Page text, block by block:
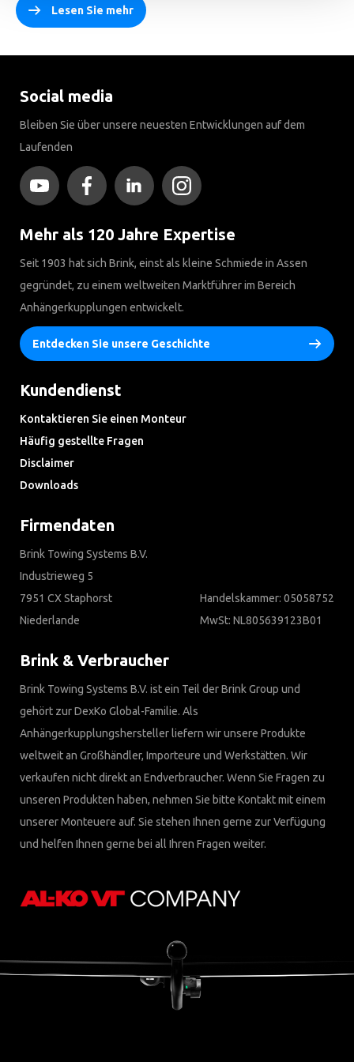
Lesen Sie mehr
Social media
Bleiben Sie über unsere neuesten Entwicklungen auf dem
Laufenden
Mehr als 120 Jahre Expertise
Seit 1903 hat sich Brink, einst als kleine Schmiede in Assen
gegründet, zu einem weltweiten Marktführer im Bereich
Anhängerkupplungen entwickelt.
Entdecken Sie unsere Geschichte
Kundendienst
Kontaktieren Sie einen Monteur
Häufig gestellte Fragen
Disclaimer
Downloads
Firmendaten
Brink Towing Systems B.V.
Industrieweg 5
7951 CX Staphorst
Niederlande
Handelskammer: 05058752
MwSt: NL805639123B01
Brink & Verbraucher
Brink Towing Systems B.V. ist ein Teil der Brink Group und
gehört zur DexKo Global-Familie. Als
Anhängerkupplungshersteller liefern wir unsere Produkte
weltweit an Großhändler, Importeure und Werkstätten. Wir
verkaufen nicht direkt an Endverbraucher. Wenn Sie Fragen zu
unseren Produkten haben, nehmen Sie bitte Kontakt mit einem
unserer Monteuere auf. Sie stehen Ihnen gerne zur Verfügung
und helfen Ihnen gerne bei all Ihren Fragen weiter.